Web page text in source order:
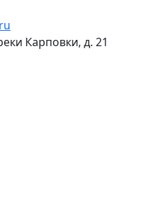
Карповки, д. 21